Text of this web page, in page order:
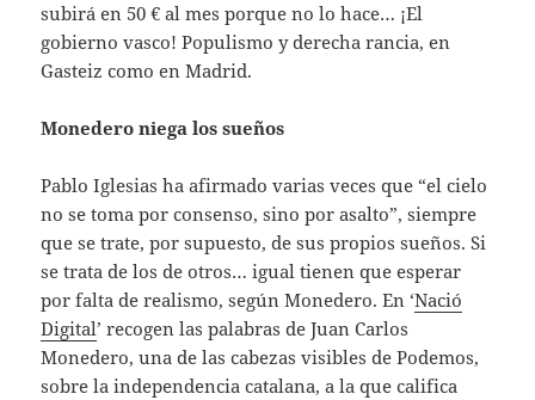
subirá en 50 € al mes porque no lo hace… ¡El
gobierno vasco! Populismo y derecha rancia, en
Gasteiz como en Madrid.
Monedero niega los sueños
Pablo Iglesias ha afirmado varias veces que “el cielo
no se toma por consenso, sino por asalto”, siempre
que se trate, por supuesto, de sus propios sueños. Si
se trata de los de otros… igual tienen que esperar
por falta de realismo, según Monedero. En ‘Nació
Digital’ recogen las palabras de Juan Carlos
Monedero, una de las cabezas visibles de Podemos,
sobre la independencia catalana, a la que califica